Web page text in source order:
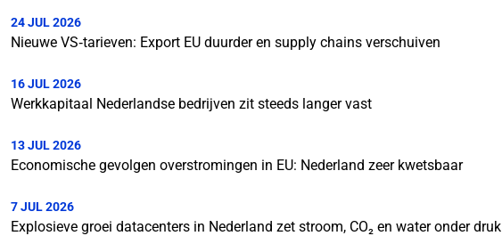
24 JUL 2026
Nieuwe VS‑tarieven: Export EU duurder en supply chains verschuiven
16 JUL 2026
Werkkapitaal Nederlandse bedrijven zit steeds langer vast
13 JUL 2026
Economische gevolgen overstromingen in EU: Nederland zeer kwetsbaar
7 JUL 2026
Explosieve groei datacenters in Nederland zet stroom, CO₂ en water onder druk